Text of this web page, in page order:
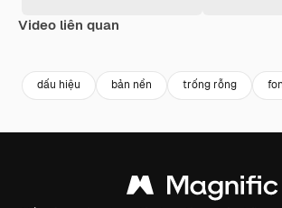
Video liên quan
dấu hiệu bản nền trống rỗng